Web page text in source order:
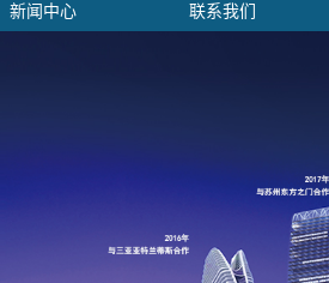
新闻中心 联系我们